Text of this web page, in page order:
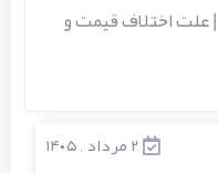
اختلاف قیمت و
۲ مرداد , ۱۴۰۵